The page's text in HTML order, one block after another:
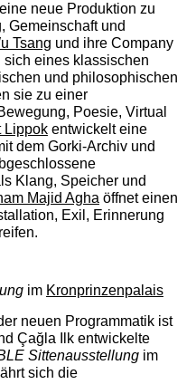
neue Produktion zu
Gemeinschaft und
Tsang und ihre Company
sich eines klassischen
und philosophischen
sie zu einer
Poesie, Virtual
Lippokentwickelt eine
dem Gorki-Archiv und
Klang, Speicher und
Majid Aghaöffnet einen
Exil, Erinnerung
im Kronprinzenpalais
neuen Programmatik ist
Çağla Ilk entwickelte
Sittenausstellungim
sich die